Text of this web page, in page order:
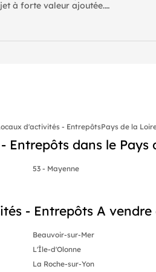
à forte valeur ajoutée.
logistiques, tertiaires ou de
mais sera vendu libre de toute
informations sur les risques
d'activités - EntrepôtsPays de la
Entrepôts dans le
53 - Mayenne
- Entrepôts A
Beauvoir-sur-Mer
L'Île-d'Olonne
La Roche-sur-Yon